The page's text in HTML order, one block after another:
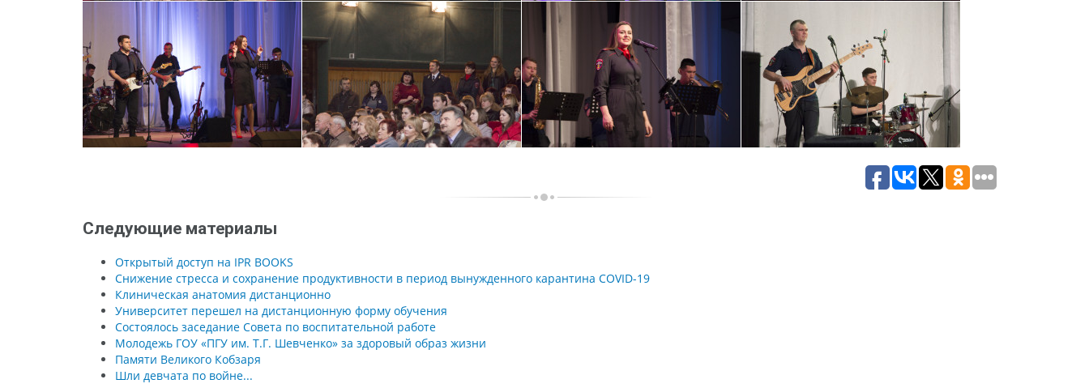
Следующие материалы
Открытый доступ на IPR BOOKS
Снижение стресса и сохранение продуктивности в период вынужденного карантина COVID-19
Клиническая анатомия дистанционно
Университет перешел на дистанционную форму обучения
Состоялось заседание Совета по воспитательной работе
Молодежь ГОУ «ПГУ им. Т.Г. Шевченко» за здоровый образ жизни
Памяти Великого Кобзаря
Шли девчата по войне...